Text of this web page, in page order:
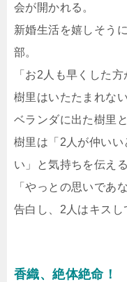
会が開かれる。
新婚生活を嬉しそう
部。
「お2人も早くした
樹里はいたたまれな
ベランダに出た樹里と
樹里は「2人が仲い
い」と気持ちを伝える
「やっとの思いであ
告白し、2人はキスし
香織、絶体絶命！